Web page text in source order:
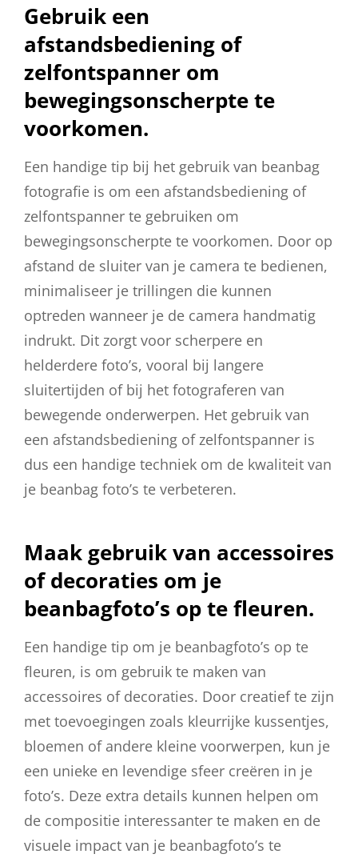
Gebruik een
afstandsbediening of
zelfontspanner om
bewegingsonscherpte te
voorkomen.
Een handige tip bij het gebruik van beanbag
fotografie is om een afstandsbediening of
zelfontspanner te gebruiken om
bewegingsonscherpte te voorkomen. Door op
afstand de sluiter van je camera te bedienen,
minimaliseer je trillingen die kunnen
optreden wanneer je de camera handmatig
indrukt. Dit zorgt voor scherpere en
helderdere foto’s, vooral bij langere
sluitertijden of bij het fotograferen van
bewegende onderwerpen. Het gebruik van
een afstandsbediening of zelfontspanner is
dus een handige techniek om de kwaliteit van
je beanbag foto’s te verbeteren.
Maak gebruik van accessoires
of decoraties om je
beanbagfoto’s op te fleuren.
Een handige tip om je beanbagfoto’s op te
fleuren, is om gebruik te maken van
accessoires of decoraties. Door creatief te zijn
met toevoegingen zoals kleurrijke kussentjes,
bloemen of andere kleine voorwerpen, kun je
een unieke en levendige sfeer creëren in je
foto’s. Deze extra details kunnen helpen om
de compositie interessanter te maken en de
visuele impact van je beanbagfoto’s te